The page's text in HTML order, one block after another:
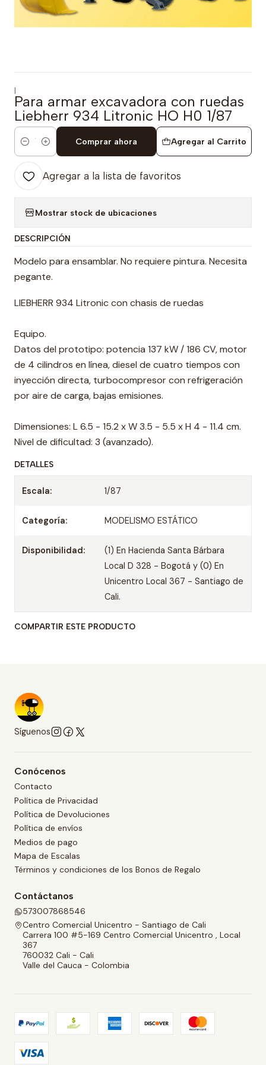
|
Para armar excavadora con ruedas
Liebherr 934 Litronic HO H0 1/87
Cantidad
Agregar al Carrito
Comprar ahora
Agregar a la lista de favoritos
Mostrar stock de ubicaciones
DESCRIPCIÓN
Modelo para ensamblar. No requiere pintura. Necesita
pegante.
LIEBHERR 934 Litronic con chasis de ruedas
Equipo.
Datos del prototipo: potencia 137 kW / 186 CV, motor
de 4 cilindros en línea, diesel de cuatro tiempos con
inyección directa, turbocompresor con refrigeración
por aire de carga, bajas emisiones.
Dimensiones: L 6.5 - 15.2 x W 3.5 - 5.5 x H 4 - 11.4 cm.
Nivel de dificultad: 3 (avanzado).
DETALLES
Escala: 1/87
Categoría: MODELISMO ESTÁTICO
Disponibilidad:
(1) En Hacienda Santa Bárbara
Local D 328 - Bogotá y (0) En
Unicentro Local 367 - Santiago de
Cali.
COMPARTIR ESTE PRODUCTO
Síguenos
Conócenos
Contacto
Política de Privacidad
Política de Devoluciones
Política de envíos
Medios de pago
Mapa de Escalas
Términos y condiciones de los Bonos de Regalo
Contáctanos
573007868546
Centro Comercial Unicentro - Santiago de Cali
Carrera 100 #5-169 Centro Comercial Unicentro , Local
367
760032 Cali - Cali
Valle del Cauca - Colombia